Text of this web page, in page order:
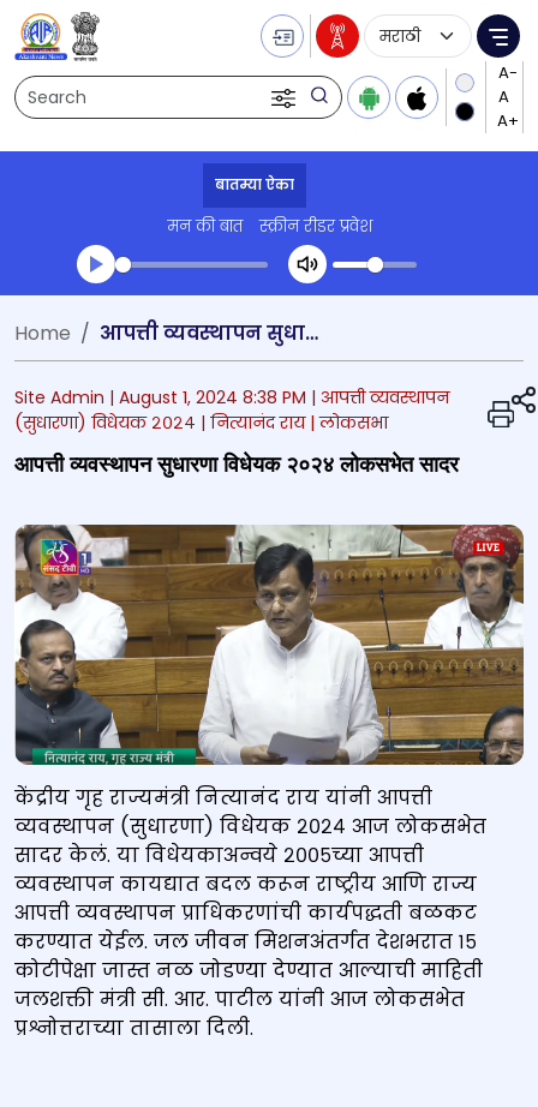
Search
Language
बातम्या ऐका
मन की बात स्क्रीन रीडर प्रवेश
Transcript summary
प्ले ऑडिओ
Home आपत्ती व्यवस्थापन सुधारणा विधेयक २०२४ लोकसभेत सादर
Site Admin | August 1, 2024 8:38 PM | आपत्ती व्यवस्थापन
(सुधारणा) विधेयक २०२४ | नित्यानंद राय | लोकसभा
आपत्ती व्यवस्थापन सुधारणा विधेयक २०२४ लोकसभेत सादर
केंद्रीय गृह राज्यमंत्री नित्यानंद राय यांनी आपत्ती
व्यवस्थापन (सुधारणा) विधेयक २०२४ आज लोकसभेत
सादर केलं. या विधेयकाअन्वये २००५च्या आपत्ती
व्यवस्थापन कायद्यात बदल करून राष्ट्रीय आणि राज्य
आपत्ती व्यवस्थापन प्राधिकरणांची कार्यपद्धती बळकट
करण्यात येईल. जल जीवन मिशनअंतर्गत देशभरात १५
कोटीपेक्षा जास्त नळ जोडण्या देण्यात आल्याची माहिती
जलशक्ती मंत्री सी. आर. पाटील यांनी आज लोकसभेत
प्रश्नोत्तराच्या तासाला दिली.